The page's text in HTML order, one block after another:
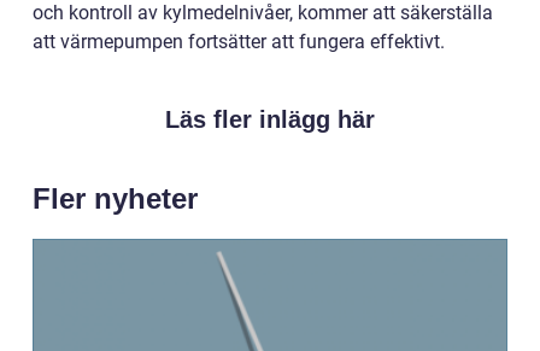
och kontroll av kylmedelnivåer, kommer att säkerställa
att värmepumpen fortsätter att fungera effektivt.
Läs fler inlägg här
Fler nyheter